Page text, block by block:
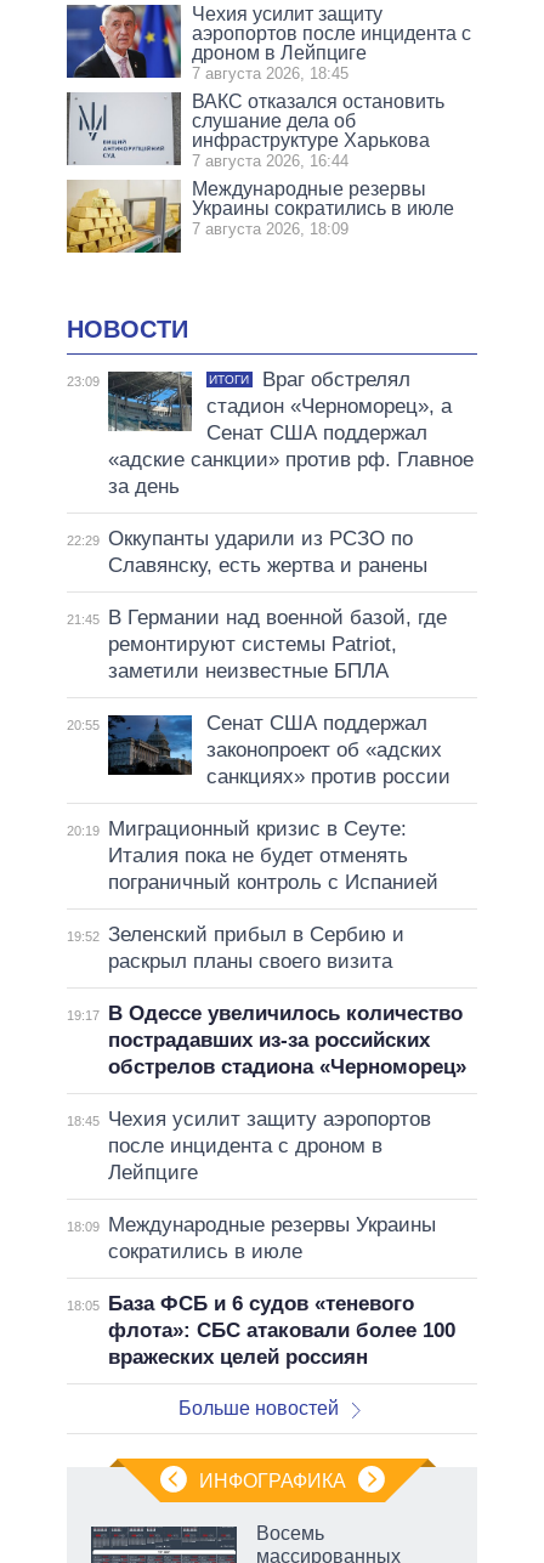
Чехия усилит защиту
аэропортов после инцидента с
дроном в Лейпциге
7 августа 2026, 18:45
ВАКС отказался остановить
слушание дела об
инфраструктуре Харькова
7 августа 2026, 16:44
Международные резервы
Украины сократились в июле
7 августа 2026, 18:09
НОВОСТИ
23:09 ИТОГИ
Враг обстрелял
стадион «Черноморец», а
Сенат США поддержал
«адские санкции» против рф. Главное
за день
22:29 Оккупанты ударили из РСЗО по
Славянску, есть жертва и ранены
21:45
В Германии над военной базой, где
ремонтируют системы Patriot,
заметили неизвестные БПЛА
20:55
Сенат США поддержал
законопроект об «адских
санкциях» против россии
20:19
Миграционный кризис в Сеуте:
Италия пока не будет отменять
пограничный контроль с Испанией
19:52 Зеленский прибыл в Сербию и
раскрыл планы своего визита
19:17
В Одессе увеличилось количество
пострадавших из-за российских
обстрелов стадиона «Черноморец»
18:45
Чехия усилит защиту аэропортов
после инцидента с дроном в
Лейпциге
18:09
Международные резервы Украины
сократились в июле
18:05
База ФСБ и 6 судов «теневого
флота»: СБС атаковали более 100
вражеских целей россиян
Больше новостей
ИНФОГРАФИКА
Восемь
массированных